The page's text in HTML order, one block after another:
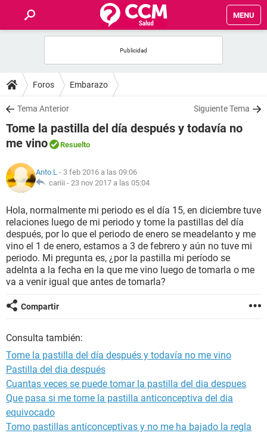
MENU
FOROS
SALUD
FAMILIA
NUTRICIÓN
SEXUALIDAD
GLOSARIO
Foros Embarazo
Tema Anterior Siguiente Tema
Tome la pastilla del día después y todavía no
me vino
Resuelto
Anto.L - 3 feb 2016 a las 09:06
cariii - 23 nov 2017 a las 05:04
Hola, normalmente mi periodo es el día 15, en diciembre tuve
relaciones luego de mi periodo y tome la pastillas del día
después, por lo que el periodo de enero se meadelanto y me
vino el 1 de enero, estamos a 3 de febrero y aún no tuve mi
periodo. Mi pregunta es, ¿por la pastilla mi período se
adelnta a la fecha en la que me vino luego de tomarla o me
va a venir igual que antes de tomarla?
Compartir
Consulta también:
Tome la pastilla del día después y todavía no me vino
Pastilla del dia después
Cuantas veces se puede tomar la pastilla del dia despues
Que pasa si me tome la pastilla anticonceptiva del dia
equivocado
Tomo pastillas anticonceptivas y no me ha bajado la regla